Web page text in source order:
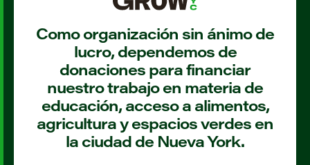
Como organización sin ánimo de
lucro, dependemos de
donaciones para financiar
nuestro trabajo en materia de
educación, acceso a alimentos,
agricultura y espacios verdes en
la ciudad de Nueva York.